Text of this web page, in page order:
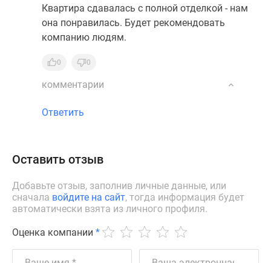
Квартира сдавалась с полной отделкой - нам
она понравилась. Будет рекомендовать
компанию людям.
0 0
комментарии
Ответить
Оставить отзыв
Добавьте отзыв, заполнив личные данные, или
сначала войдите на сайт, тогда информация будет
автоматически взята из личного профиля.
Оценка компании *